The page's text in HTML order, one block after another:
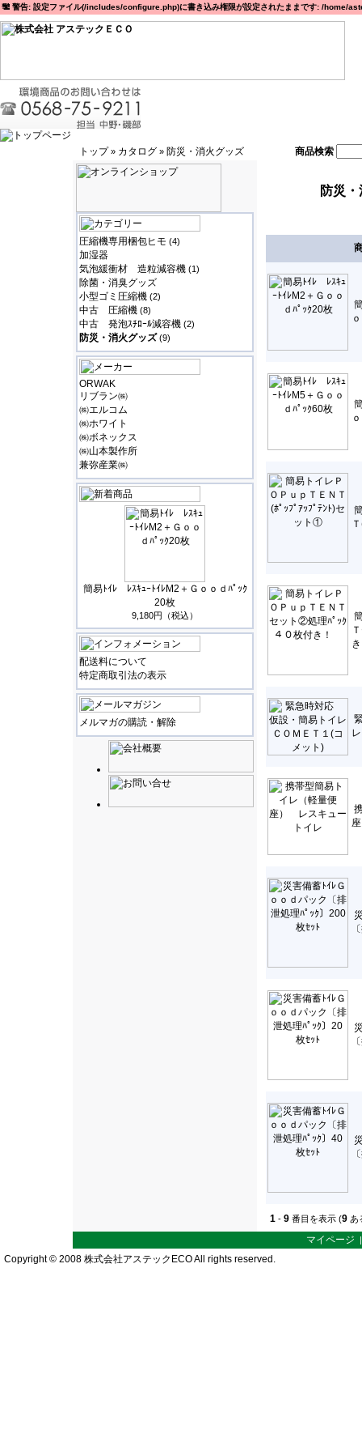
警告: 設定ファイル(/includes/configure.php)に書き込み権限が設定されたままです: /
トップ» カタログ » 防災・消火グッズ 商品検索
圧縮機専用梱包ヒモ (4)
加湿器
気泡緩衝材 造粒減容機 (1)
除菌・消臭グッズ
小型ゴミ圧縮機 (2)
中古 圧縮機 (8)
中古 発泡ｽﾁﾛｰﾙ減容機 (2)
防災・消火グッズ(9)
ORWAK
リブラン㈱
㈱エルコム
㈱ホワイト
㈱ボネックス
㈱山本製作所
兼弥産業㈱
簡易ﾄｲﾚ ﾚｽｷｭｰﾄｲﾚM2＋Ｇｏｏｄﾊﾟｯｸ
20枚
9,180円（税込）
配送料について
特定商取引法の表示
メルマガの購読・解除
防災
1 - 9 番目を表示 (9 あ
マイページ
Copyright © 2008 株式会社アステックECO All rights reserved.